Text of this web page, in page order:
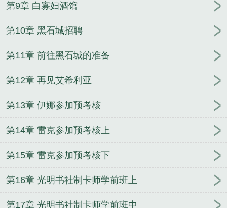
第9章 白寡妇酒馆
第10章 黑石城招聘
第11章 前往黑石城的准备
第12章 再见艾希利亚
第13章 伊娜参加预考核
第14章 雷克参加预考核上
第15章 雷克参加预考核下
第16章 光明书社制卡师学前班上
第17章 光明书社制卡师学前班中